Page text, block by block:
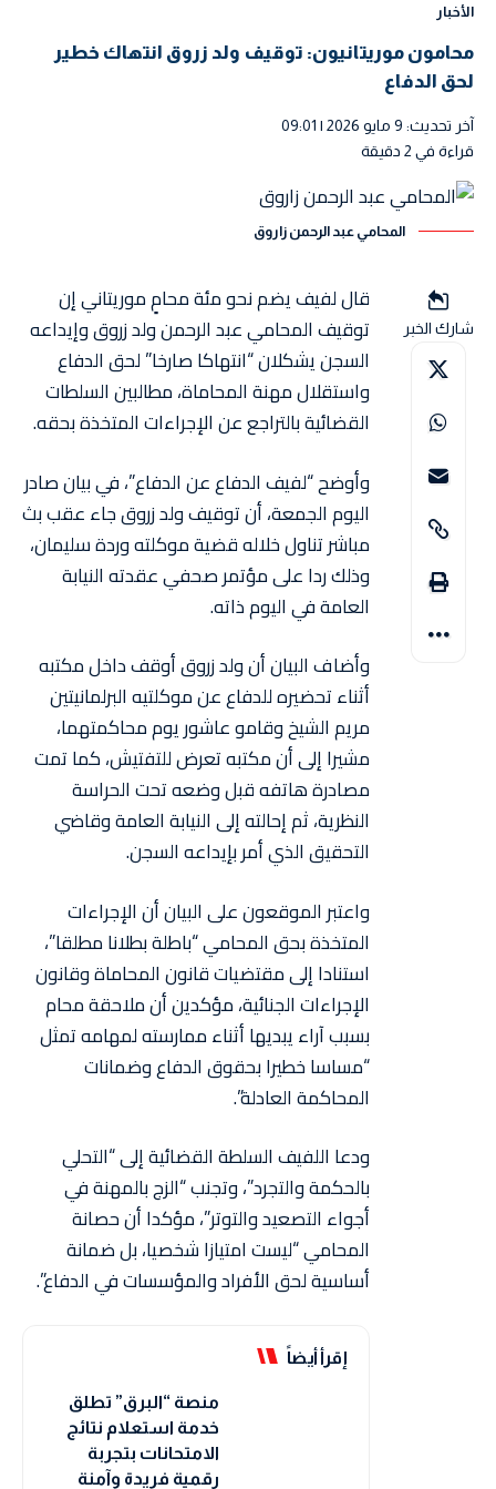
الأخبار
محامون موريتانيون: توقيف ولد زروق انتهاك خطير
لحق الدفاع
آخر تحديث: 9 مايو 2026 | 09:01
قراءة في 2 دقيقة
المحامي عبد الرحمن زاروق
شارك الخبر
قال لفيف يضم نحو مئة محامٍ موريتاني إن
توقيف المحامي عبد الرحمن ولد زروق وإيداعه
السجن يشكلان “انتهاكا صارخا” لحق الدفاع
واستقلال مهنة المحاماة، مطالبين السلطات
القضائية بالتراجع عن الإجراءات المتخذة بحقه.
وأوضح “لفيف الدفاع عن الدفاع”، في بيان صادر
اليوم الجمعة، أن توقيف ولد زروق جاء عقب بث
مباشر تناول خلاله قضية موكلته وردة سليمان،
وذلك ردا على مؤتمر صحفي عقدته النيابة
العامة في اليوم ذاته.
وأضاف البيان أن ولد زروق أوقف داخل مكتبه
أثناء تحضيره للدفاع عن موكلتيه البرلمانيتين
مريم الشيخ وقامو عاشور يوم محاكمتهما،
مشيرا إلى أن مكتبه تعرض للتفتيش، كما تمت
مصادرة هاتفه قبل وضعه تحت الحراسة
النظرية، ثم إحالته إلى النيابة العامة وقاضي
التحقيق الذي أمر بإيداعه السجن.
واعتبر الموقعون على البيان أن الإجراءات
المتخذة بحق المحامي “باطلة بطلانا مطلقا”،
استنادا إلى مقتضيات قانون المحاماة وقانون
الإجراءات الجنائية، مؤكدين أن ملاحقة محام
بسبب آراء يبديها أثناء ممارسته لمهامه تمثل
“مساسا خطيرا بحقوق الدفاع وضمانات
المحاكمة العادلة”.
ودعا اللفيف السلطة القضائية إلى “التحلي
بالحكمة والتجرد”، وتجنب “الزج بالمهنة في
أجواء التصعيد والتوتر”، مؤكدا أن حصانة
المحامي “ليست امتيازا شخصيا، بل ضمانة
أساسية لحق الأفراد والمؤسسات في الدفاع”.
إقرأ أيضاً
منصة “البرق” تطلق
خدمة استعلام نتائج
الامتحانات بتجربة
رقمية فريدة وآمنة